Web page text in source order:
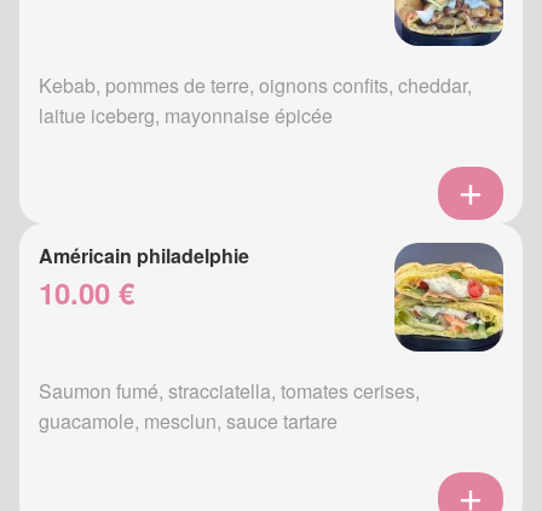
Kebab, pommes de terre, oignons confits, cheddar,
laitue iceberg, mayonnaise épicée
Américain philadelphie
10.00 €
Saumon fumé, stracciatella, tomates cerises,
guacamole, mesclun, sauce tartare